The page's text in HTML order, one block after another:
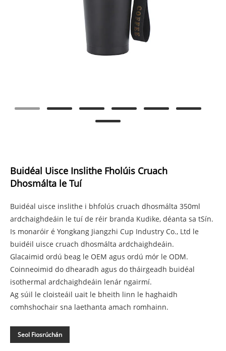
Buidéal Uisce Inslithe Fholúis Cruach
Dhosmálta le Tuí
Buidéal uisce inslithe i bhfolús cruach dhosmálta 350ml
ardchaighdeáin le tuí de réir branda Kudike, déanta sa tSín.
Is monaróir é Yongkang Jiangzhi Cup Industry Co., Ltd le
buidéil uisce cruach dhosmálta ardchaighdeáin.
Glacaimid ordú beag le OEM agus ordú mór le ODM.
Coinneoimid do dhearadh agus do tháirgeadh buidéal
isothermal ardchaighdeáin lenár ngairmí.
Ag súil le cloisteáil uait le bheith linn le haghaidh
comhshochair sna laethanta amach romhainn.
Seol Fiosrúchán